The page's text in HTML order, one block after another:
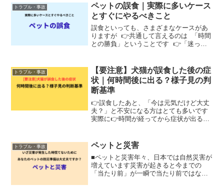
しまうことがあります犬でも、・散歩中
の逃走・リード抜けなど...
トラブル・事故
ペットの誤食｜実際に多いケース
とすぐにやるべきこと
誤食といっても、さまざまなケースがあ
りますが 👉共通して言えるのは 「時間
との勝負」ということです 👉「迷った
ます 「治療になると数万円〜かかること
があり...
トラブル・事故
【要注意】犬猫が誤食した後の症
状｜何時間後に出る？様子見の判
断基準
👉誤食したあと、「今は元気だけど大丈
夫？」と不安になる方はとても多いです
実際に👉時間が経ってから症状が出るケ
気がない・震え👉これらは比較的よく見
られる症状です--...
トラブル・事故 ペットと災害
■ペットと災害年々、日本では自然災害が
増えています災害が起きると今までの
「当たり前」が一瞬で当たり前ではなく